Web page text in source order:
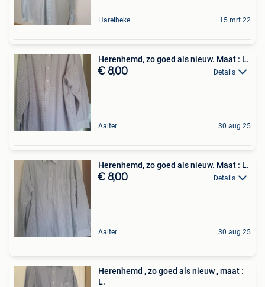
Harelbeke 15 mrt 22
Herenhemd, zo goed als nieuw. Maat : L.
€ 8,00 Details
Aalter 30 aug 25
Herenhemd, zo goed als nieuw. Maat : L.
€ 8,00 Details
Aalter 30 aug 25
Herenhemd , zo goed als nieuw , maat :
L.